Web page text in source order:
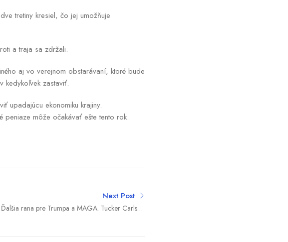
tretiny kresiel, čo jej umožňuje
a traja sa zdržali.
aj vo verejnom obstarávaní, ktoré bude
kedykoľvek zastaviť.
upadajúcu ekonomiku krajiny.
peniaze môže očakávať ešte tento rok.
Next Post
Ďalšia rana pre Trumpa a MAGA. Tucker Carlson